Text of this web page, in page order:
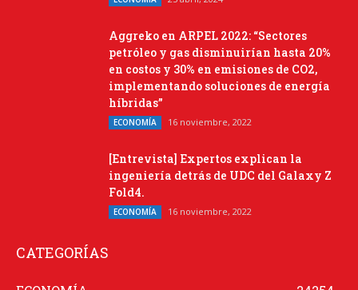
Aggreko en ARPEL 2022: “Sectores
petróleo y gas disminuirían hasta 20%
en costos y 30% en emisiones de CO2,
implementando soluciones de energía
híbridas”
ECONOMÍA 16 noviembre, 2022
[Entrevista] Expertos explican la
ingeniería detrás de UDC del Galaxy Z
Fold4.
ECONOMÍA 16 noviembre, 2022
CATEGORÍAS